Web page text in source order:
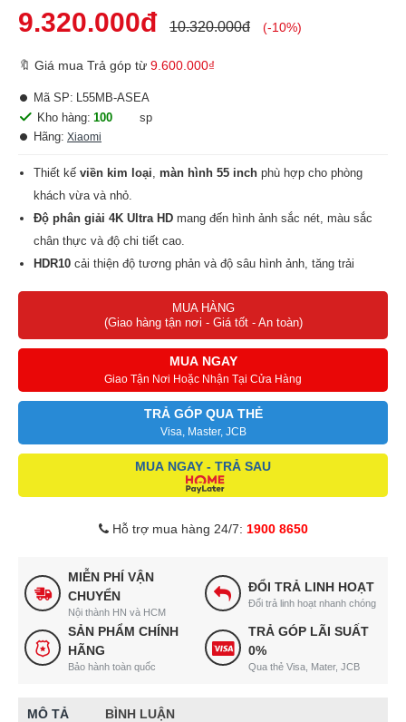
9.320.000đ 10.320.000đ (-10%)
🔖 Giá mua Trả góp từ 9.600.000₫
Kho hàng: 100
sp
Hãng: Xiaomi
Mã SP: L55MB-ASEA
Thiết kế viền kim loại, màn hình 55 inch phù hợp cho phòng
khách vừa và nhỏ.
Độ phân giải 4K Ultra HD mang đến hình ảnh sắc nét, màu sắc
chân thực và độ chi tiết cao.
HDR10 cải thiện độ tương phản và độ sâu hình ảnh, tăng trải
Dolby Audio cho hiệu ứng vòm ảo, âm thanh
lan tỏa tốt trong không gian.
Hệ điều hành Google TVmang lại giao diện dễ dùng và kho ứng
dụng phong phú.
Trợ lý ảo Google Assistanthỗ trợ tiếng Việt giúp điều khiển tivi
MUA HÀNG
(Giao hàng tận nơi - Giá tốt - An toàn)
MUA NGAY
Giao Tận Nơi Hoặc Nhận Tại Cửa Hàng
TRẢ GÓP QUA THẺ
Visa, Master, JCB
MUA NGAY - TRẢ SAU
Hỗ trợ mua hàng 24/7: 1900 8650
MIỄN PHÍ VẬN
CHUYỂN
Nội thành HN và HCM
ĐỔI TRẢ LINH HOẠT
Đổi trả linh hoạt nhanh chóng
SẢN PHẨM CHÍNH
HÃNG
Bảo hành toàn quốc
TRẢ GÓP LÃI SUẤT
0%
Qua thẻ Visa, Mater, JCB
MÔ TẢ BÌNH LUẬN